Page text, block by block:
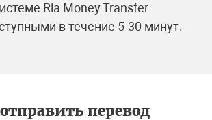
Ria Money Transfer
в течениe 5-30 минут.
перевод